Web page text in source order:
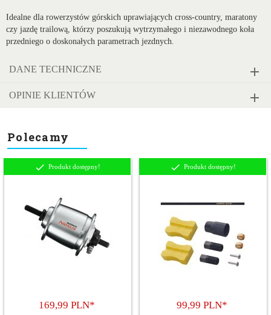
Idealne dla rowerzystów górskich uprawiających cross-country, maratony
czy jazdę trailową, którzy poszukują wytrzymałego i niezawodnego koła
przedniego o doskonałych parametrach jezdnych.
DANE TECHNICZNE
OPINIE KLIENTÓW
Polecamy
Produkt dostępny!
169,99 PLN*
Produkt dostępny!
99,99 PLN*